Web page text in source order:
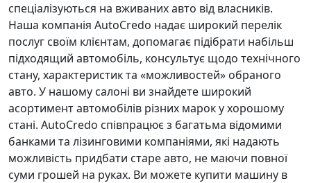
спеціалізуються на вживаних авто від власників.
Наша компанія AutoCredo надає широкий перелік
послуг своїм клієнтам, допомагає підібрати набільш
підходящий автомобіль, консультує щодо технічного
стану, характеристик та «можливостей» обраного
авто. У нашому салоні ви знайдете широкий
асортимент автомобілів різних марок у хорошому
стані. AutoCredo співпрацює з багатьма відомими
банками та лізинговими компаніями, які надають
можливість придбати старе авто, не маючи повної
суми грошей на руках. Ви можете купити машину в